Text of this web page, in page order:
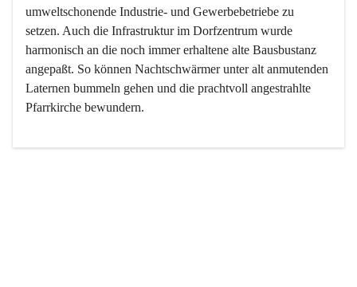
umweltschonende Industrie- und Gewerbebetriebe zu
setzen. Auch die Infrastruktur im Dorfzentrum wurde
harmonisch an die noch immer erhaltene alte Bausbustanz
angepaßt. So können Nachtschwärmer unter alt anmutenden
Laternen bummeln gehen und die prachtvoll angestrahlte
Pfarrkirche bewundern.
Der Weinbau dominert heute nicht mehr, ist aber integrativer